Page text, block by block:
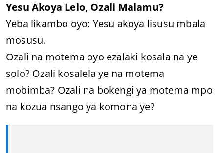
Yesu Akoya Lelo, Ozali Malamu?
Yeba likambo oyo: Yesu akoya lisusu mbala
mosusu.
Ozali na motema oyo ezalaki kosala na ye
solo? Ozali kosalela ye na motema
mobimba? Ozali na bokengi ya motema mpo
na kozua nsango ya komona ye?